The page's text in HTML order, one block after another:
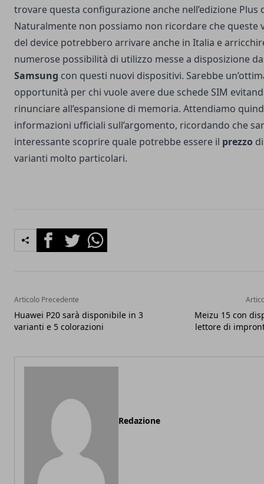
trovare questa configurazione anche nell’edizione Plus
Naturalmente non possiamo non ricordare che queste
del device potrebbero arrivare anche in Italia e
numerose possibilità di utilizzo messe a disposizione da
Samsung con questi nuovi dispositivi. Sarebbe
opportunità per chi vuole avere due schede SIM
rinunciare all’espansione di memoria. Attendiamo
informazioni ufficiali sull’argomento, ricordando che
interessante scoprire quale potrebbe essere il prezzo
varianti molto particolari.
FacebookTwitterWhatsapp
Articolo Precedente
Huawei P20 sarà disponibile in 3
varianti e 5 colorazioni
Meizu 15 con
lettore di
Redazione